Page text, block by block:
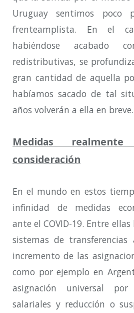
Uruguay sentimos poco
frenteamplista. En el
habiéndose acabado
redistributivas, se
gran cantidad de aquella
habíamos sacado de tal
años volverán a ella en breve.
Medidas
consideración
En el mundo en estos
infinidad de medidas
ante el COVID-19. Entre
sistemas de transferencias
incremento de las
como por ejemplo en
asignación universal
salariales y reducción o